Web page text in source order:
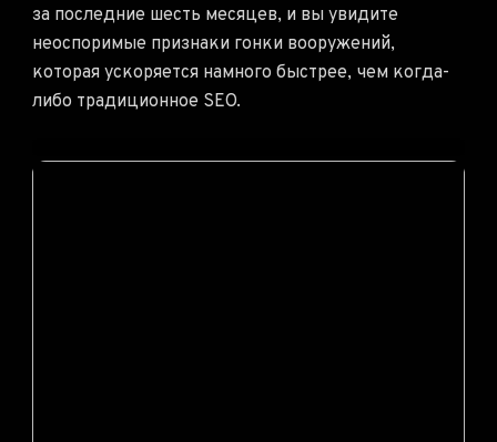
за последние шесть месяцев, и вы увидите
неоспоримые признаки гонки вооружений,
которая ускоряется намного быстрее, чем когда-
либо традиционное SEO.